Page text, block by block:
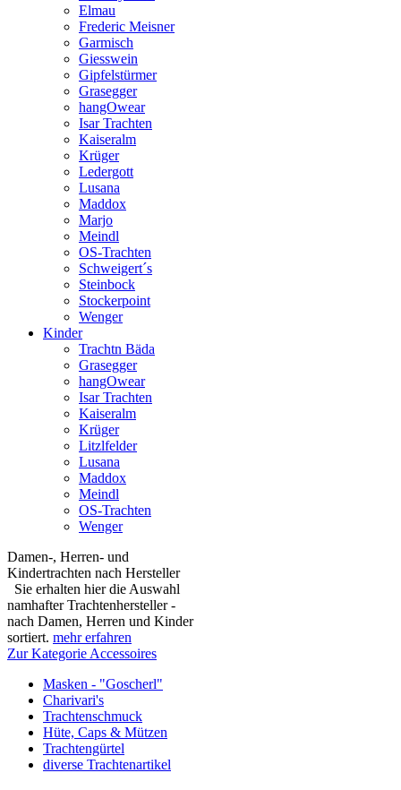
Elmau
Frederic Meisner
Garmisch
Giesswein
Gipfelstürmer
Grasegger
hangOwear
Isar Trachten
Kaiseralm
Krüger
Ledergott
Lusana
Maddox
Marjo
Meindl
OS-Trachten
Schweigert´s
Steinbock
Stockerpoint
Wenger
Kinder
Trachtn Bäda
Grasegger
hangOwear
Isar Trachten
Kaiseralm
Krüger
Litzlfelder
Lusana
Maddox
Meindl
OS-Trachten
Wenger
Damen-, Herren- und
Kindertrachten nach Hersteller
Sie erhalten hier die Auswahl
namhafter Trachtenhersteller -
nach Damen, Herren und Kinder
sortiert. mehr erfahren
Zur Kategorie Accessoires
Masken - "Goscherl"
Charivari's
Trachtenschmuck
Hüte, Caps & Mützen
Trachtengürtel
diverse Trachtenartikel